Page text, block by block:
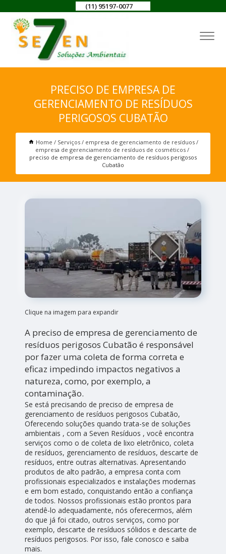
(11) 95197-0077
PRECISO DE EMPRESA DE
GERENCIAMENTO DE RESÍDUOS
PERIGOSOS CUBATÃO
Home Serviços
empresa de gerenciamento de resíduos
empresa de gerenciamento de resíduos de cosméticos
preciso de empresa de gerenciamento de resíduos perigosos
Cubatão
Clique na imagem para expandir
A preciso de empresa de gerenciamento de
resíduos perigosos Cubatão é responsável
por fazer uma coleta de forma correta e
eficaz impedindo impactos negativos a
natureza, como, por exemplo, a
contaminação.
Se está precisando de preciso de empresa de
gerenciamento de resíduos perigosos Cubatão,
Oferecendo soluções quando trata-se de soluções
ambientais , com a Seven Resíduos , você encontra
serviços como o de coleta de lixo eletrônico, coleta
de resíduos, gerenciamento de resíduos, descarte de
resíduos, entre outras alternativas. Apresentando
produtos de alto padrão, a empresa conta com
profissionais especializados e instalações modernas
e em bom estado, conquistando então a confiança
de todos. Nossos profissionais estão prontos para
atendê-lo adequadamente, nós oferecermos, além
do que já foi citado, outros serviços, como por
exemplo, descarte de resíduos sólidos e descarte de
resíduos perigosos. Por isso, fale conosco e saiba
mais.